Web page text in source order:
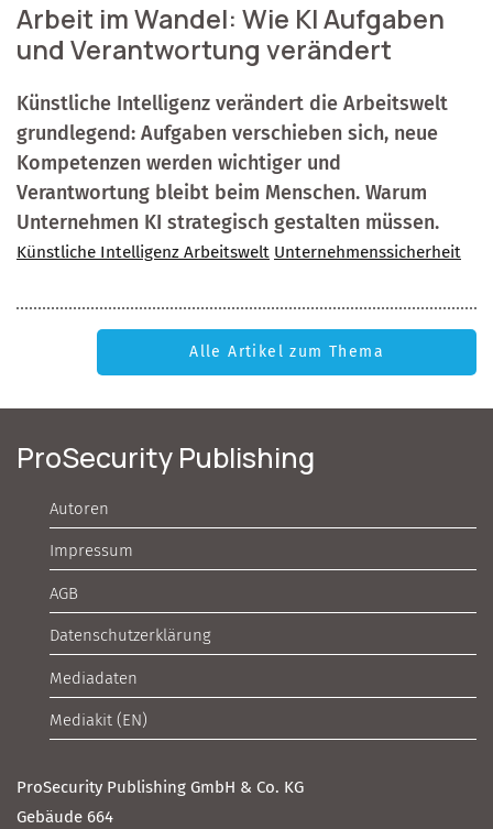
Arbeit im Wandel: Wie KI Aufgaben
und Verantwortung verändert
Künstliche Intelligenz verändert die Arbeitswelt
grundlegend: Aufgaben verschieben sich, neue
Kompetenzen werden wichtiger und
Verantwortung bleibt beim Menschen. Warum
Unternehmen KI strategisch gestalten müssen.
Künstliche Intelligenz Arbeitswelt Unternehmenssicherheit
Alle Artikel zum Thema
ProSecurity Publishing
Autoren
Impressum
AGB
Datenschutzerklärung
Mediadaten
Mediakit (EN)
ProSecurity Publishing GmbH & Co. KG
Gebäude 664